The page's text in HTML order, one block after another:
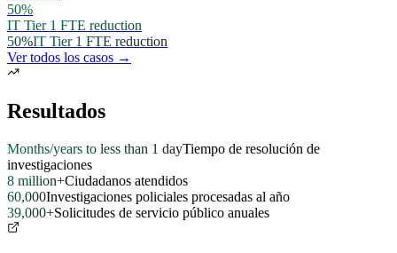
50%
IT Tier 1 FTE reduction
50%IT Tier 1 FTE reduction
Ver todos los casos →
Resultados
Months/years to less than 1 dayTiempo de resolución de
investigaciones
8 million+Ciudadanos atendidos
60,000Investigaciones policiales procesadas al año
39,000+Solicitudes de servicio público anuales